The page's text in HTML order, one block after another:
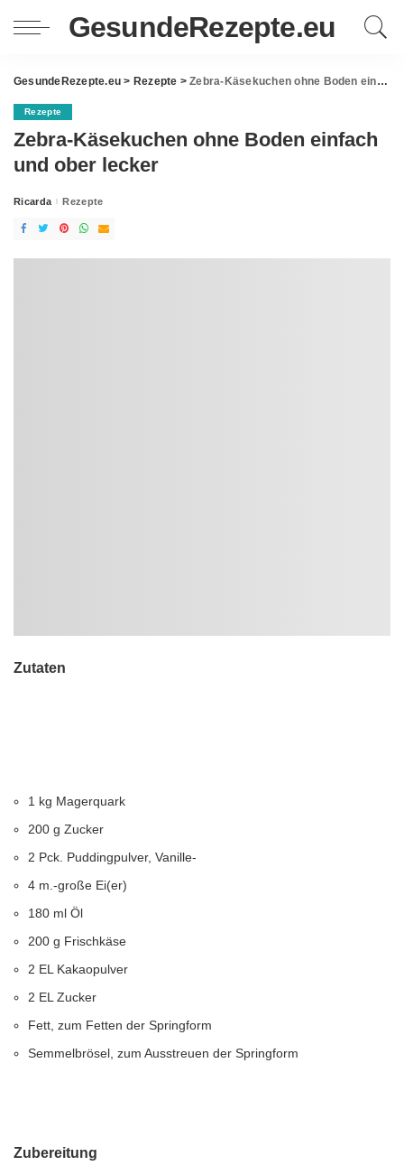
GesundeRezepte.eu
GesundeRezepte.eu > Rezepte >Zebra-Käsekuchen ohne Boden einfach und ober lecker
Rezepte
Zebra-Käsekuchen ohne Boden einfach
und ober lecker
Posted
Ricarda Rezepte
Zutaten
1 kg Magerquark
200 g Zucker
2 Pck. Puddingpulver, Vanille-
4 m.-große Ei(er)
180 ml Öl
200 g Frischkäse
2 EL Kakaopulver
2 EL Zucker
Fett, zum Fetten der Springform
Semmelbrösel, zum Ausstreuen der Springform
Zubereitung